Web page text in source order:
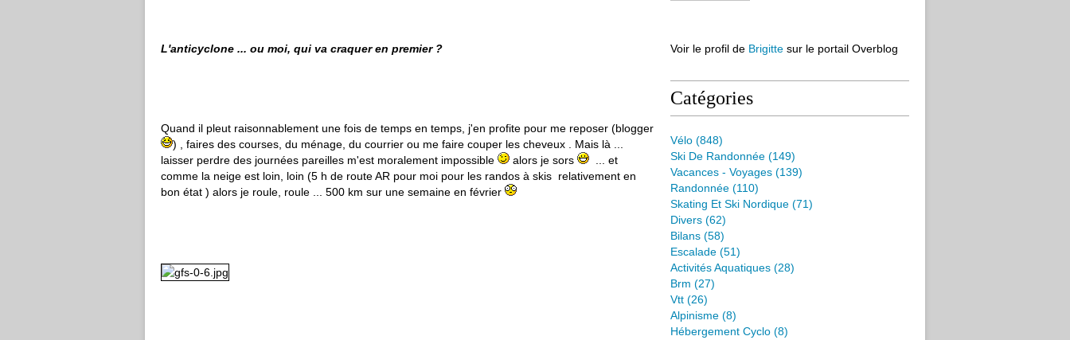
L'anticyclone ... ou moi, qui va craquer en premier ?
Quand il pleut raisonnablement une fois de temps en temps, j'en profite pour me reposer (blogger
) , faires des courses, du ménage, du courrier ou me faire couper les cheveux . Mais là ...
laisser perdre des journées pareilles m'est moralement impossible
alors je sors
... et
comme la neige est loin, loin (5 h de route AR pour moi pour les randos à skis relativement en
bon état ) alors je roule, roule ... 500 km sur une semaine en février
Voir le profil de Brigitte sur le portail Overblog
Catégories
Vélo (848)
Ski De Randonnée (149)
Vacances - Voyages (139)
Randonnée (110)
Skating Et Ski Nordique (71)
Divers (62)
Bilans (58)
Escalade (51)
Activités Aquatiques (28)
Brm (27)
Vtt (26)
Alpinisme (8)
Hébergement Cyclo (8)